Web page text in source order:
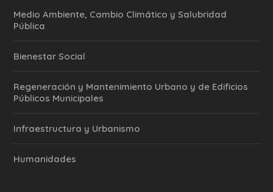
Medio Ambiente, Cambio Climático y Salubridad
Pública
Bienestar Social
Regeneración y Mantenimiento Urbano y de Edificios
Públicos Municipales
Infraestructura y Urbanismo
Humanidades